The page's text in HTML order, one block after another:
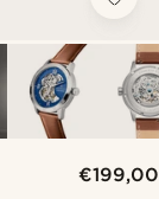
€199,00